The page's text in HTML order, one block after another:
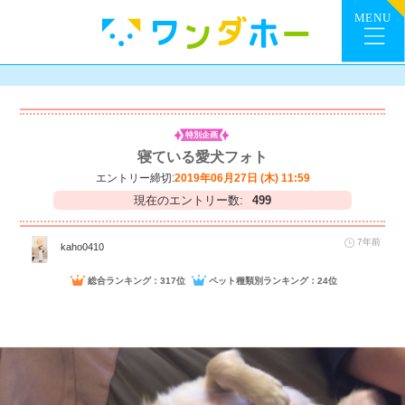
特別企画
寝ている愛犬フォト
エントリー締切:2019年06月27日 (木) 11:59
現在のエントリー数: 499
kaho0410 7年前
総合ランキング：317位 ペット種類別ランキング：24位